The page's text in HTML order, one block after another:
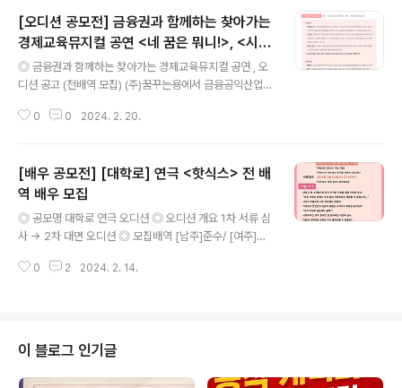
[오디션 공모전] 금융권과 함께하는 찾아가는
경제교육뮤지컬 공연 <네 꿈은 뭐니!>, <시끌
벅적 머니대소동> 오디션 공고
◎ 금융권과 함께하는 찾아가는 경제교육뮤지컬 공연 , 오
디션 공고 (전배역 모집) (주)꿈꾸는용에서 금융공익산업재
컬 (사)청소년금융교육협의회와 함께하는 옴니버스식 경제
많은 참여 부탁드립니다! * (주)꿈꾸는용 홈페이지 바로가
기 : https://dtwo.quv.kr/ ◎ 참가자격 성인이라면 누구
나 ◎ 접수기간 ~ 2024년 2월 29일 (목) 17:00까지 ◎
제출서류 첨부된 지원서 양식에 맞춰 기입 요망 ◎ 오디션
일정 장소 - 대학로 디투연습실 일시 - 2024년 3월 4일
(월) (시간은 개별 통보) ◎ 접수안내 이메일접수: dtwo..
0 0 2024. 2. 20.
[배우 공모전] [대학로] 연극 <핫식스> 전 배
역 배우 모집
◎ 공모명 대학로 연극 오디션 ◎ 오디션 개요 1차 서류 심
사 -> 2차 대면 오디션 ◎ 모집배역 [남주]준수/ [여주]지
2월 21일 23:59까지 *기간내 서류 합격자에 한해 개별
확인하실 수 있습니다. ※ 주최사의 기획에 의해 변경이 될
수 있으니, 반드시 주최사의 공고를 확인해 보시기 바랍니
다.
0 2 2024. 2. 14.
이 블로그 인기글